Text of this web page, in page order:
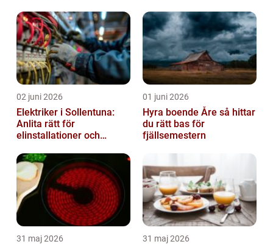
02 juni 2026
Elektriker i Sollentuna:
Anlita rätt för
elinstallationer och
01 juni 2026
Hyra boende Åre så hittar
du rätt bas för
fjällsemestern
31 maj 2026 31 maj 2026